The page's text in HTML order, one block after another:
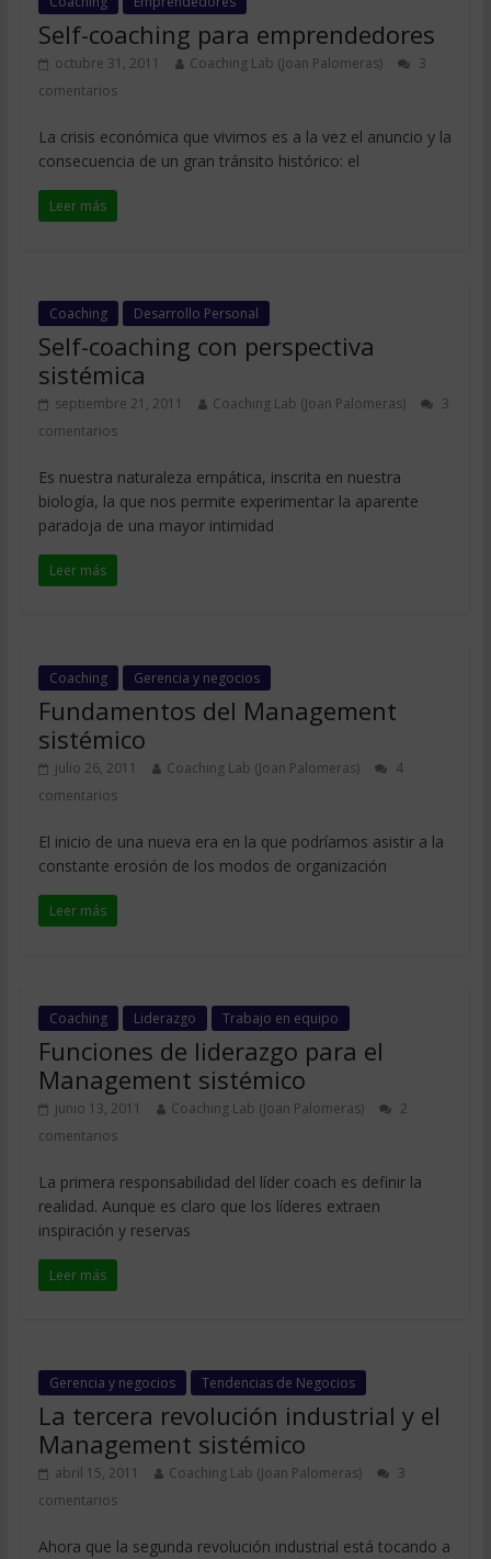
Self-coaching para emprendedores
octubre 31, 2011 Coaching Lab (Joan Palomeras)
3
comentarios
La crisis económica que vivimos es a la vez el anuncio y la
consecuencia de un gran tránsito histórico: el
Leer más
Coaching Desarrollo Personal
Self-coaching con perspectiva
sistémica
septiembre 21, 2011 Coaching Lab (Joan Palomeras)
3
comentarios
Es nuestra naturaleza empática, inscrita en nuestra
biología, la que nos permite experimentar la aparente
paradoja de una mayor intimidad
Leer más
Coaching Gerencia y negocios
Fundamentos del Management
sistémico
julio 26, 2011 Coaching Lab (Joan Palomeras)
4
comentarios
El inicio de una nueva era en la que podríamos asistir a la
constante erosión de los modos de organización
Leer más
Coaching Liderazgo Trabajo en equipo
Funciones de liderazgo para el
Management sistémico
junio 13, 2011 Coaching Lab (Joan Palomeras)
2
comentarios
La primera responsabilidad del líder coach es definir la
realidad. Aunque es claro que los líderes extraen
inspiración y reservas
Leer más
Gerencia y negocios Tendencias de Negocios
La tercera revolución industrial y el
Management sistémico
abril 15, 2011 Coaching Lab (Joan Palomeras)
3
comentarios
Ahora que la segunda revolución industrial está tocando a